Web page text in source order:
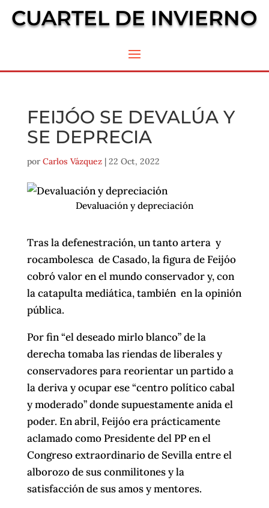
CUARTEL DE INVIERNO
FEIJÓO SE DEVALÚA Y
SE DEPRECIA
por Carlos Vázquez| 22 Oct, 2022
Devaluación y depreciación
Tras la defenestración, un tanto artera y
rocambolesca de Casado, la figura de Feijóo
cobró valor en el mundo conservador y, con
la catapulta mediática, también en la opinión
pública.
Por fin “el deseado mirlo blanco” de la
derecha tomaba las riendas de liberales y
conservadores para reorientar un partido a
la deriva y ocupar ese “centro político cabal
y moderado” donde supuestamente anida el
poder. En abril, Feijóo era prácticamente
aclamado como Presidente del PP en el
Congreso extraordinario de Sevilla entre el
alborozo de sus conmilitones y la
satisfacción de sus amos y mentores.